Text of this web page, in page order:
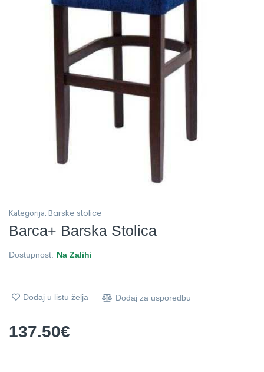
Kategorija: Barske stolice
Barca+ Barska Stolica
Dostupnost: Na Zalihi
Dodaj u listu želja Dodaj za usporedbu
137.50€